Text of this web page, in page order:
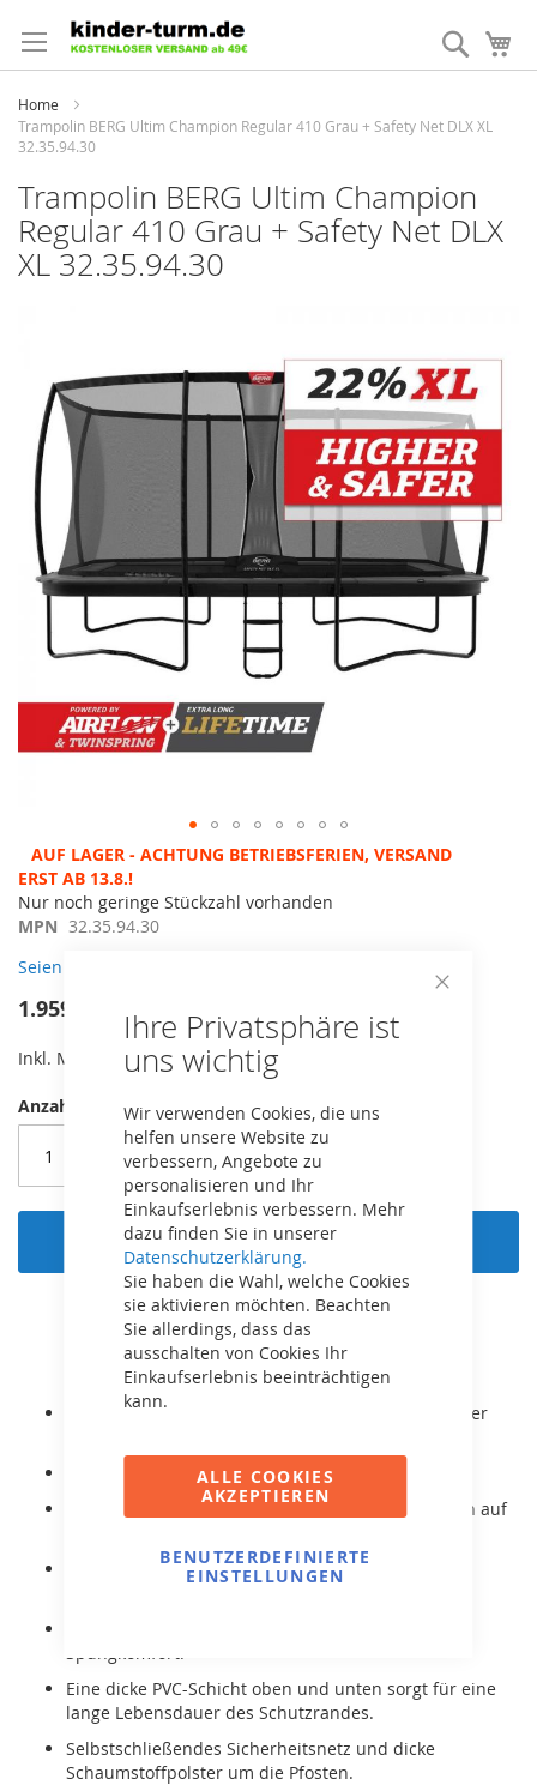
Ihre Privatsphäre ist
uns wichtig
Wir verwenden Cookies, die uns
helfen unsere Website zu
verbessern, Angebote zu
personalisieren und Ihr
Einkaufserlebnis verbessern. Mehr
dazu finden Sie in unserer
Datenschutzerklärung.
Sie haben die Wahl, welche Cookies
sie aktivieren möchten. Beachten
Sie allerdings, dass das
ausschalten von Cookies Ihr
Einkaufserlebnis beeinträchtigen
kann.
ALLE COOKIES
AKZEPTIEREN
BENUTZERDEFINIERTE
EINSTELLUNGEN
zum
Inhalt
Suche
Home
Trampolin BERG Ultim Champion Regular 410 Grau + Safety Net DLX XL
32.35.94.30
Trampolin BERG Ultim Champion
Regular 410 Grau + Safety Net DLX
XL 32.35.94.30
Bildergalerie
springen
Zum
Anfang
der
Bildergalerie
AUF LAGER - ACHTUNG BETRIEBSFERIEN, VERSAND ERST
AB 13.8.!
Nur noch geringe Stückzahl vorhanden
MPN 32.35.94.30
Seien Sie der erste, der dieses Produkt bewertet
1.959,00 €
Inkl. MwSt, kostenloser Versand!
Anzahl
In den Warenkorb
Inklusive Sicherheitsnetz DLX XL, welches 22% höher
Durch die rechteckige Form komfortables Springen auf
Mit AirFlow Sprungtuch, welches 50% mehr Luft
Spungkomfort.
Eine dicke PVC-Schicht oben und unten sorgt für eine
lange Lebensdauer des Schutzrandes.
Selbstschließendes Sicherheitsnetz und dicke
Schaumstoffpolster um die Pfosten.